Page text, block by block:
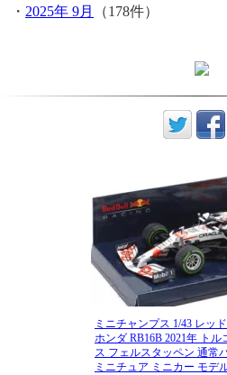
・ 2025年 9月 （178件）
ミニチャンプス 1/43 レッ
ホンダ RB16B 2021年 トル
ス フェルスタッペン 通常
ミニチュア ミニカー モデ